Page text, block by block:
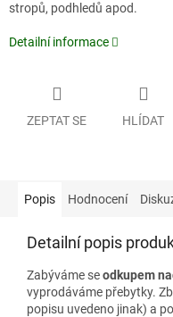
stropů, podhledů apod.
Detailní informace
ZEPTAT SE HLÍDAT
Popis Hodnocení
Detailní popis
Zabýváme seodkupem
vyprodáváme přebytky.
popisu uvedeno jinak) a